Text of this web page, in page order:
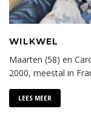
WILKWEL
Maarten (58) en
2000, meestal in
LEES MEER